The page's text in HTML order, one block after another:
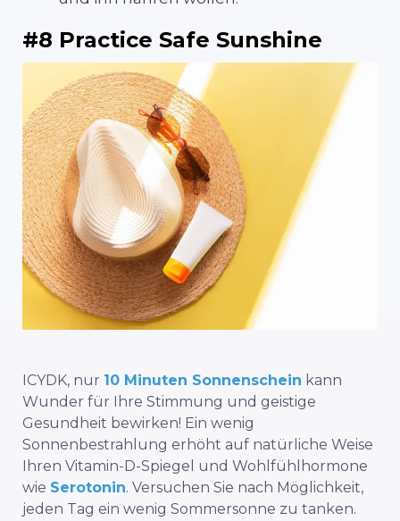
#8 Practice Safe Sunshine
ICYDK, nur 10 Minuten Sonnenschein kann
Wunder für Ihre Stimmung und geistige
Gesundheit bewirken! Ein wenig
Sonnenbestrahlung erhöht auf natürliche Weise
Ihren Vitamin-D-Spiegel und Wohlfühlhormone
wie Serotonin. Versuchen Sie nach Möglichkeit,
jeden Tag ein wenig Sommersonne zu tanken.